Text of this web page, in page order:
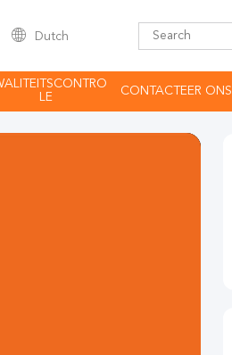
Dutch
LE
CONTACTEER ONS